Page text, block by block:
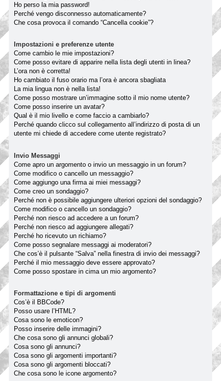
Ho perso la mia password!
Perché vengo disconnesso automaticamente?
Che cosa provoca il comando “Cancella cookie”?
Impostazioni e preferenze utente
Come cambio le mie impostazioni?
Come posso evitare di apparire nella lista degli utenti in linea?
L’ora non è corretta!
Ho cambiato il fuso orario ma l’ora è ancora sbagliata
La mia lingua non è nella lista!
Come posso mostrare un’immagine sotto il mio nome utente?
Come posso inserire un avatar?
Qual è il mio livello e come faccio a cambiarlo?
Perché quando clicco sul collegamento all’indirizzo di posta di un
utente mi chiede di accedere come utente registrato?
Invio Messaggi
Come apro un argomento o invio un messaggio in un forum?
Come modifico o cancello un messaggio?
Come aggiungo una firma ai miei messaggi?
Come creo un sondaggio?
Perché non è possibile aggiungere ulteriori opzioni del sondaggio?
Come modifico o cancello un sondaggio?
Perché non riesco ad accedere a un forum?
Perché non riesco ad aggiungere allegati?
Perché ho ricevuto un richiamo?
Come posso segnalare messaggi ai moderatori?
Che cos’è il pulsante “Salva” nella finestra di invio dei messaggi?
Perché il mio messaggio deve essere approvato?
Come posso spostare in cima un mio argomento?
Formattazione e tipi di argomenti
Cos’è il BBCode?
Posso usare l’HTML?
Cosa sono le emoticon?
Posso inserire delle immagini?
Che cosa sono gli annunci globali?
Cosa sono gli annunci?
Cosa sono gli argomenti importanti?
Cosa sono gli argomenti bloccati?
Che cosa sono le icone argomento?